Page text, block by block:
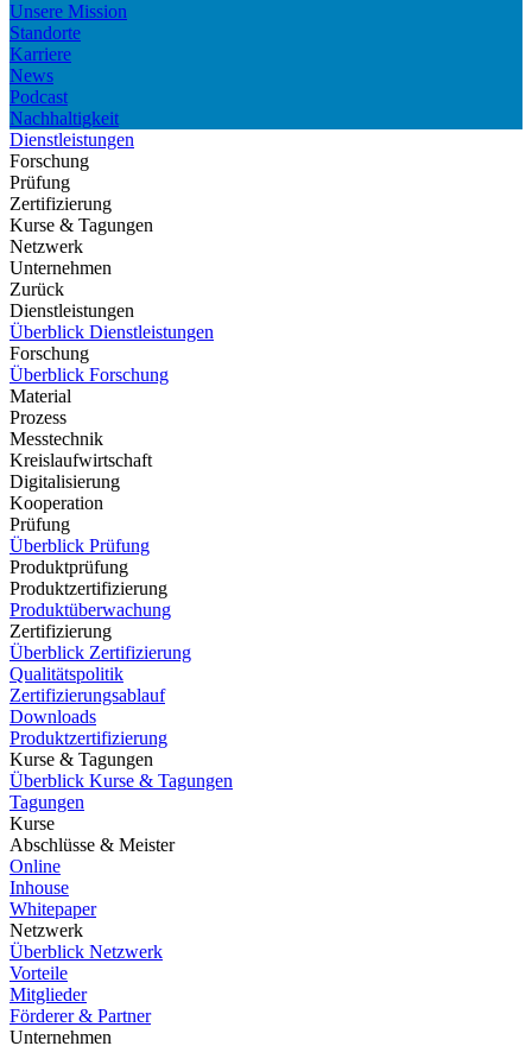
Unsere Mission
Standorte
Karriere
News
Podcast
Nachhaltigkeit
Dienstleistungen
Forschung
Prüfung
Zertifizierung
Kurse & Tagungen
Netzwerk
Unternehmen
Zurück
Dienstleistungen
Überblick Dienstleistungen
Forschung
Überblick Forschung
Material
Prozess
Messtechnik
Kreislaufwirtschaft
Digitalisierung
Kooperation
Prüfung
Überblick Prüfung
Produktprüfung
Produktzertifizierung
Produktüberwachung
Zertifizierung
Überblick Zertifizierung
Qualitätspolitik
Zertifizierungsablauf
Downloads
Produktzertifizierung
Kurse & Tagungen
Überblick Kurse & Tagungen
Tagungen
Kurse
Abschlüsse & Meister
Online
Inhouse
Whitepaper
Netzwerk
Überblick Netzwerk
Vorteile
Mitglieder
Förderer & Partner
Unternehmen